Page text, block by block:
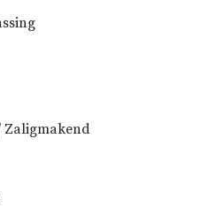
Zaligmakend
goede werken,
zich door de
‘vruchten ...
voortbrengt
7:17,18